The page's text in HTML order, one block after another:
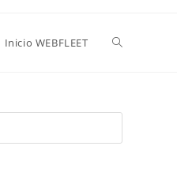
Inicio WEBFLEET